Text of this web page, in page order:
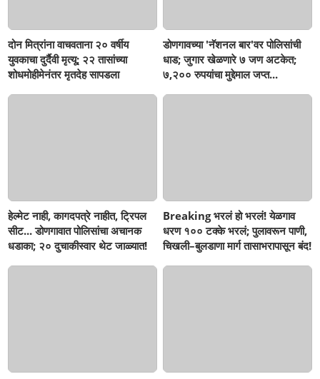
दोन मित्रांना वाचवताना २० वर्षीय
युवकाचा दुर्दैवी मृत्यू; २२ तासांच्या
शोधमोहीमेनंतर मृतदेह सापडला
डोणगावच्या 'नॅशनल बार'वर पोलिसांची
धाड; जुगार खेळणारे ७ जण अटकेत;
७,२०० रुपयांचा मुद्देमाल जप्त...
हेल्मेट नाही, कागदपत्रे नाहीत, ट्रिपल
सीट... डोणगावात पोलिसांचा अचानक
धडाका; २० दुचाकीस्वार थेट जाळ्यात!
Breaking भरलं हो भरलं! येळगाव
धरण १०० टक्के भरलं; पुलावरून पाणी,
चिखली–बुलडाणा मार्ग तासाभरापासून बंद!